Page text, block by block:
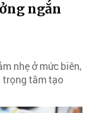
ngắn
nhẹ ở mức biên,
trọng tâm tạo